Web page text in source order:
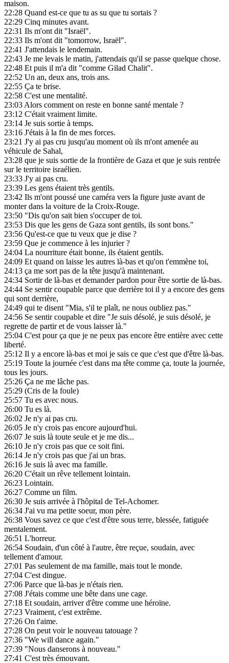
maison.
22:28 Quand est-ce que tu as su que tu sortais ?
22:29 Cinq minutes avant.
22:31 Ils m'ont dit "Israël".
22:33 Ils m'ont dit "tomorrow, Israël".
22:41 J'attendais le lendemain.
22:43 Je me levais le matin, j'attendais qu'il se passe quelque chose.
22:48 Et puis il m'a dit "comme Gilad Chalit".
22:52 Un an, deux ans, trois ans.
22:55 Ça te brise.
22:58 C'est une mentalité.
23:03Alors comment on reste en bonne santé mentale ?
23:12 C'était vraiment limite.
23:14 Je suis sortie à temps.
23:16 J'étais à la fin de mes forces.
23:21 J'y ai pas cru jusqu'au moment où ils m'ont amenée au
véhicule de Sahal,
23:28 que je suis sortie de la frontière de Gaza et que je suis rentrée
sur le territoire israélien.
23:33 J'y ai pas cru.
23:39 Les gens étaient très gentils.
23:42 Ils m'ont poussé une caméra vers la figure juste avant de
monter dans la voiture de la Croix-Rouge.
23:50 "Dis qu'on sait bien s'occuper de toi.
23:53 Dis que les gens de Gaza sont gentils, ils sont bons."
23:56 Qu'est-ce que tu veux que je dise ?
23:59 Que je commence à les injurier ?
24:04 La nourriture était bonne, ils étaient gentils.
24:09 Et quand on laisse les autres là-bas et qu'on t'emmène toi,
24:13 ça me sort pas de la tête jusqu'à maintenant.
24:34 Sortir de là-bas et demander pardon pour être sortie de là-bas.
24:44 Se sentir coupable parce que derrière toi il y a encore des gens
qui sont derrière,
24:49 qui te disent "Mia, s'il te plaît, ne nous oubliez pas."
24:56 Se sentir coupable et dire "Je suis désolé, je suis désolé, je
regrette de partir et de vous laisser là."
25:04 C'est pour ça que je ne peux pas encore être entière avec cette
liberté.
25:12 Il y a encore là-bas et moi je sais ce que c'est que d'être là-bas.
25:19 Toute la journée c'est dans ma tête comme ça, toute la journée,
tous les jours.
25:26 Ça ne me lâche pas.
25:29 (Cris de la foule)
25:57 Tu es avec nous.
26:00 Tu es là.
26:02 Je n'y ai pas cru.
26:05 Je n'y crois pas encore aujourd'hui.
26:07 Je suis là toute seule et je me dis...
26:10 Je n'y crois pas que ce soit fini.
26:14 Je n'y crois pas que j'ai un bras.
26:16 Je suis là avec ma famille.
26:20 C'était un rêve tellement lointain.
26:23 Lointain.
26:27 Comme un film.
26:30 Je suis arrivée à l'hôpital de Tel-Achomer.
26:34 J'ai vu ma petite soeur, mon père.
26:38 Vous savez ce que c'est d'être sous terre, blessée, fatiguée
mentalement.
26:51 L'horreur.
26:54 Soudain, d'un côté à l'autre, être reçue, soudain, avec
tellement d'amour.
27:01 Pas seulement de ma famille, mais tout le monde.
27:04 C'est dingue.
27:06 Parce que là-bas je n'étais rien.
27:08 J'étais comme une bête dans une cage.
27:18 Et soudain, arriver d'être comme une héroïne.
27:23 Vraiment, c'est extrême.
27:26 On t'aime.
27:28 On peut voir le nouveau tatouage ?
27:36 "We will dance again."
27:39 "Nous danserons à nouveau."
27:41 C'est très émouvant.